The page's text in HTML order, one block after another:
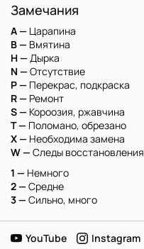
Замечания
A — Царапина
B — Вмятина
H — Дырка
N — Отсутствие
P — Перекрас, подкраска
R — Ремонт
S — Короозия, ржавчина
T — Поломано, обрезано
X — Необходима замена
W — Следы восстановления
1 — Немного
2 — Средне
3 — Сильно, много
YouTube Instagram